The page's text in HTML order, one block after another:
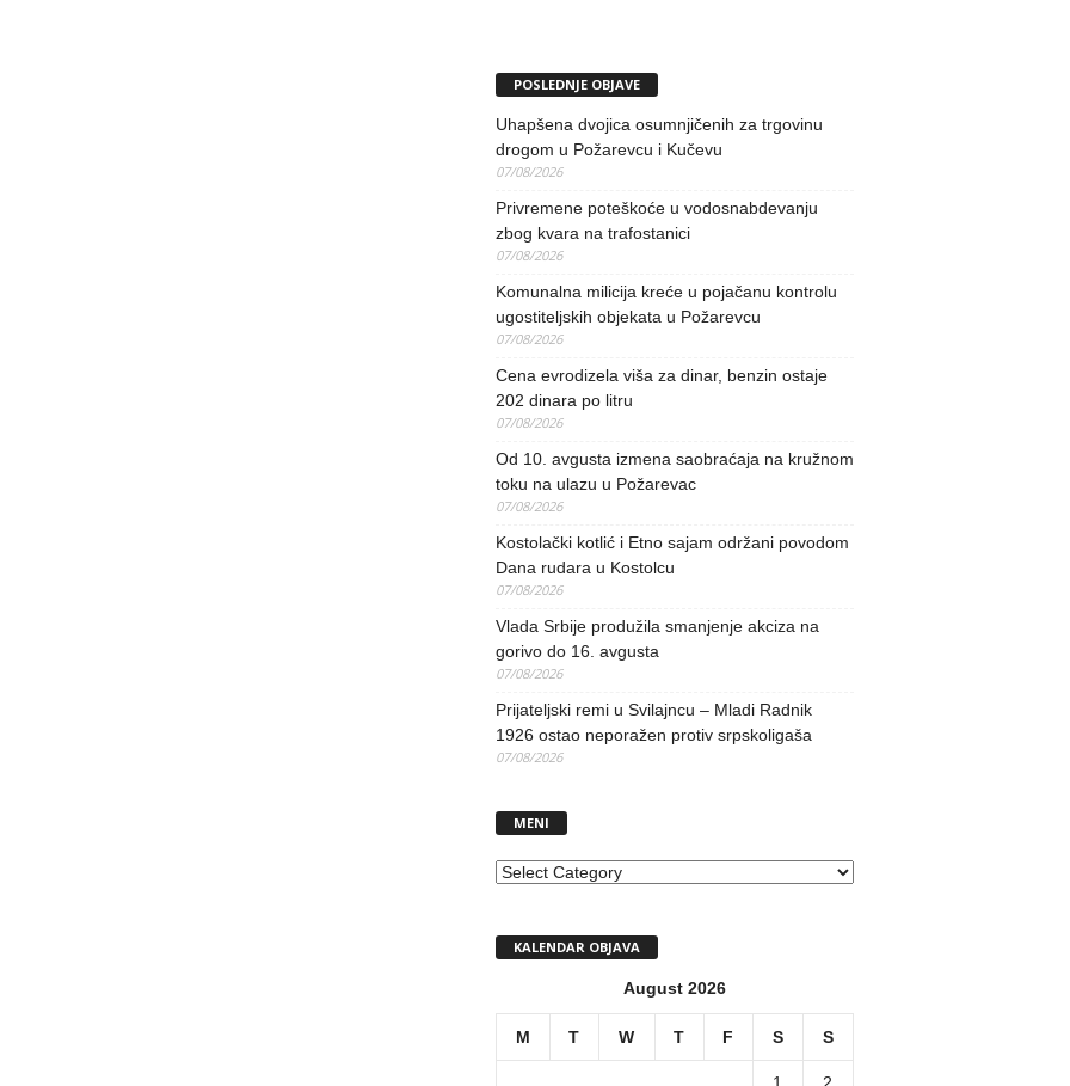
POSLEDNJE OBJAVE
Uhapšena dvojica osumnjičenih za trgovinu
drogom u Požarevcu i Kučevu
07/08/2026
Privremene poteškoće u vodosnabdevanju
zbog kvara na trafostanici
07/08/2026
Komunalna milicija kreće u pojačanu kontrolu
ugostiteljskih objekata u Požarevcu
07/08/2026
Cena evrodizela viša za dinar, benzin ostaje
202 dinara po litru
07/08/2026
Od 10. avgusta izmena saobraćaja na kružnom
toku na ulazu u Požarevac
07/08/2026
Kostolački kotlić i Etno sajam održani povodom
Dana rudara u Kostolcu
07/08/2026
Vlada Srbije produžila smanjenje akciza na
gorivo do 16. avgusta
07/08/2026
Prijateljski remi u Svilajncu – Mladi Radnik
1926 ostao neporažen protiv srpskoligaša
07/08/2026
MENI
MENI
KALENDAR OBJAVA
August 2026
M T W T F S S
1 2